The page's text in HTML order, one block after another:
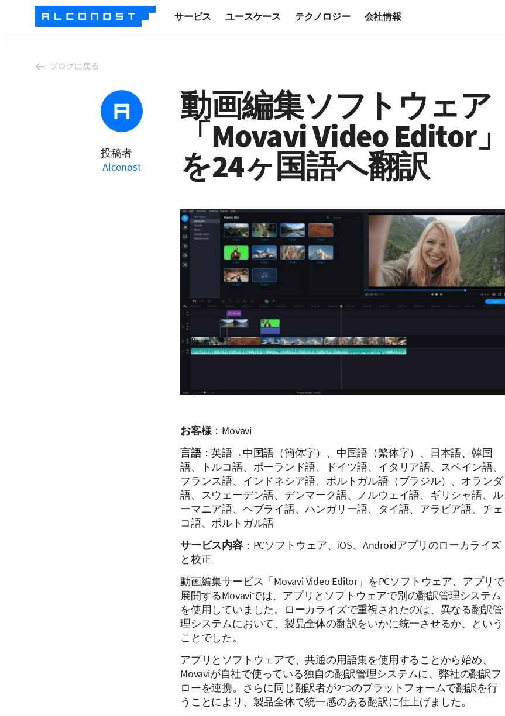
サービス ユースケース テクノロジー 会社情報
ブログに戻る
投稿者
Alconost
動画編集ソフトウェア
「Movavi Video Editor」
を24ヶ国語へ翻訳
お客様：Movavi
言語：英語→中国語（簡体字）、中国語（繁体字）、日本語、韓国
語、トルコ語、ポーランド語、ドイツ語、イタリア語、スペイン語、
フランス語、インドネシア語、ポルトガル語（ブラジル）、オランダ
語、スウェーデン語、デンマーク語、ノルウェイ語、ギリシャ語、ル
ーマニア語、ヘブライ語、ハンガリー語、タイ語、アラビア語、チェ
コ語、ポルトガル語
サービス内容：PCソフトウェア、iOS、Androidアプリのローカライズ
と校正
動画編集サービス「Movavi Video Editor」をPCソフトウェア、アプリで
展開するMovaviでは、アプリとソフトウェアで別の翻訳管理システム
を使用していました。ローカライズで重視されたのは、異なる翻訳管
理システムにおいて、製品全体の翻訳をいかに統一させるか、という
ことでした。
アプリとソフトウェアで、共通の用語集を使用することから始め、
Movaviが自社で使っている独自の翻訳管理システムに、弊社の翻訳フ
ローを連携。さらに同じ翻訳者が2つのプラットフォームで翻訳を行
うことにより、製品全体で統一感のある翻訳に仕上げました。